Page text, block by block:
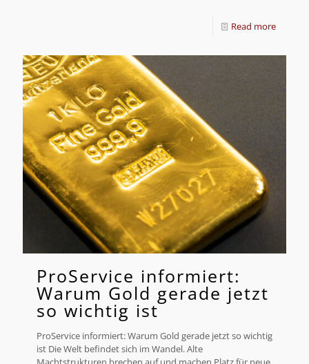
Read more
ProService informiert:
Warum Gold gerade jetzt
so wichtig ist
ProService informiert: Warum Gold gerade jetzt so wichtig
ist Die Welt befindet sich im Wandel. Alte